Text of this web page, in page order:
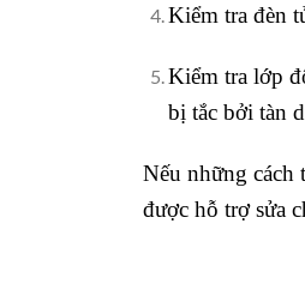
Kiểm tra đèn
Kiểm tra lớp
bị tắc bởi tàn
Nếu những cách
được hỗ trợ sửa